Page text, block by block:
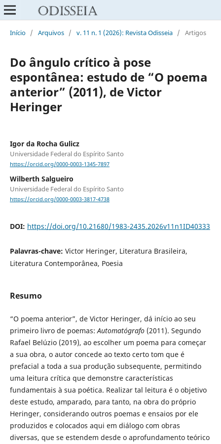
Início / Arquivos / v. 11 n. 1 (2026): Revista Odisseia / Artigos
Do ângulo crítico à pose
espontânea: estudo de “O poema
anterior” (2011), de Victor
Heringer
Igor da Rocha Gulicz
Universidade Federal do Espírito Santo
https://orcid.org/0000-0003-1345-7897
Wilberth Salgueiro
Universidade Federal do Espírito Santo
https://orcid.org/0000-0003-3817-4738
DOI: https://doi.org/10.21680/1983-2435.2026v11n1ID40333
Palavras-chave: Victor Heringer, Literatura Brasileira,
Literatura Contemporânea, Poesia
Resumo
“O poema anterior”, de Victor Heringer, dá início ao seu
primeiro livro de poemas:Automatógrafo(2011). Segundo
Rafael Belúzio (2019), ao escolher um poema para começar
a sua obra, o autor concede ao texto certo tom que é
prefacial a toda a sua produção subsequente, permitindo
uma leitura crítica que demonstre características
fundamentais à sua poética. Realizar tal leitura é o objetivo
deste estudo, amparado, para tanto, na obra do próprio
Heringer, considerando outros poemas e ensaios por ele
produzidos e colocados aqui em diálogo com obras
diversas, que se estendem desde o aprofundamento teórico